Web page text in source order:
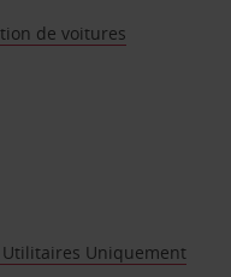
de voitures
Uniquement